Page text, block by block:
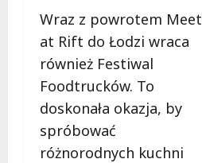
Wraz z powrotem Meet
at Rift do Łodzi wraca
również Festiwal
Foodtrucków. To
doskonała okazja, by
spróbować
różnorodnych kuchni